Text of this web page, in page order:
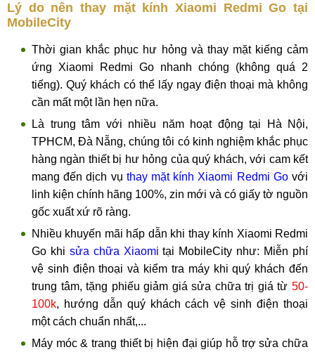
Lý do nên thay mặt kính Xiaomi Redmi Go tại
MobileCity
Thời gian khắc phục hư hỏng và thay mặt kiếng cảm
ứng Xiaomi Redmi Go nhanh chóng (không quá 2
tiếng). Quý khách có thể lấy ngay điện thoại mà không
cần mất một lần hẹn nữa.
Là trung tâm với nhiều năm hoạt động tại Hà Nội,
TPHCM, Đà Nẵng, chúng tôi có kinh nghiệm khắc phục
hàng ngàn thiết bị hư hỏng của quý khách, với cam kết
mang đến dịch vụ thay mặt kính Xiaomi Redmi Govới
linh kiện chính hãng 100%, zin mới và có giấy tờ nguồn
gốc xuất xứ rõ ràng.
Nhiều khuyến mãi hấp dẫn khi thay kính Xiaomi Redmi
Go khi sửa chữa Xiaomi tại MobileCity như: Miễn phí
vệ sinh điện thoại và kiểm tra máy khi quý khách đến
trung tâm, tặng phiếu giảm giá sửa chữa trị giá từ 50-
100k, hướng dẫn quý khách cách vệ sinh điện thoại
một cách chuẩn nhất,...
Máy móc & trang thiết bị hiện đại giúp hỗ trợ sửa chữa